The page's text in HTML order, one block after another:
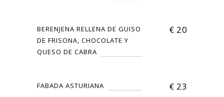
BERENJENA RELLENA DE GUISO
DE FRISONA, CHOCOLATE Y
QUESO DE CABRA
€ 20
FABADA ASTURIANA € 23